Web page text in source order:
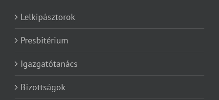
Lelkipásztorok
Presbitérium
Igazgatótanács
Bizottságok